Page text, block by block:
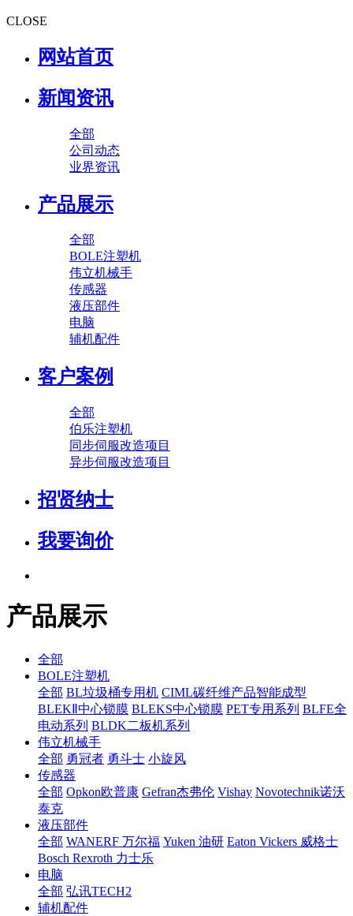
CLOSE
网站首页
新闻资讯
全部
公司动态
业界资讯
产品展示
全部
BOLE注塑机
伟立机械手
传感器
液压部件
电脑
辅机配件
客户案例
全部
伯乐注塑机
同步伺服改造项目
异步伺服改造项目
招贤纳士
我要询价
产品展示
全部
BOLE注塑机
全部 BL垃圾桶专用机 CIML碳纤维产品智能成型
BLEKⅡ中心锁膜 BLEKS中心锁膜 PET专用系列 BLFE全
电动系列 BLDK二板机系列
伟立机械手
全部 勇冠者 勇斗士 小旋风
传感器
全部 Opkon欧普康 Gefran杰弗伦 Vishay Novotechnik诺沃
泰克
液压部件
全部 WANERF 万尔福 Yuken 油研 Eaton Vickers 威格士
Bosch Rexroth 力士乐
电脑
全部 弘讯TECH2
辅机配件